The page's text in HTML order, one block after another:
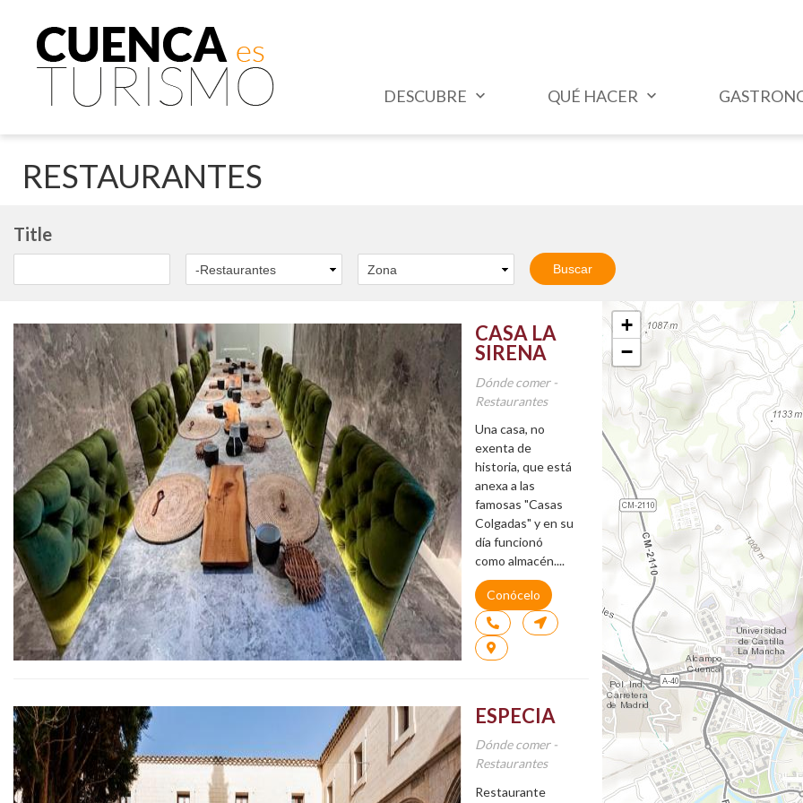
DESCUBRE QUÉ HACER
RESTAURANTES
Title
CASA LA
SIRENA
Dónde comer -
Restaurantes
Una casa, no
exenta de
historia, que está
anexa a las
famosas "Casas
Colgadas" y en su
día funcionó
como almacén....
Conócelo
ESPECIA
Dónde comer -
Restaurantes
Restaurante
+
−